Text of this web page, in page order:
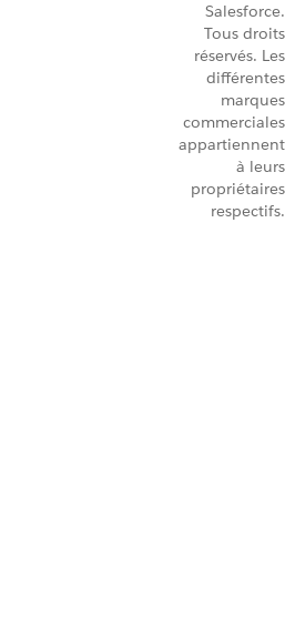
Salesforce.
Tous droits
réservés. Les
différentes
marques
commerciales
appartiennent
à leurs
propriétaires
respectifs.